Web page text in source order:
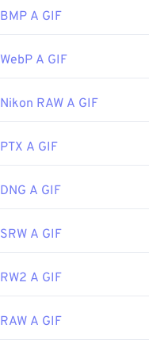
rispetto ad altri formati di
web e sistemi operativi.
Roxio Creator
e
Link utili: https://
BMP A GIF
WebP A GIF
Nikon RAW A GIF
PTX A GIF
DNG A GIF
SRW A GIF
RW2 A GIF
RAW A GIF